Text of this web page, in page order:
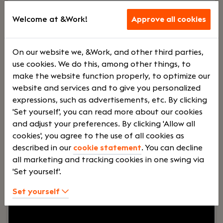
Haaften
Voltij
d
€
3500 -
€
5500
Your role:Bij Dijkland administratie- en
Welcome at &Work! Approve all cookies
On our website we, &Work, and other third parties,
use cookies. We do this, among other things, to
make the website function properly, to optimize our
website and services and to give you personalized
expressions, such as advertisements, etc. By clicking
'Set yourself', you can read more about our cookies
and adjust your preferences. By clicking 'Allow all
cookies', you agree to the use of all cookies as
described in our cookie statement. You can decline
all marketing and tracking cookies in one swing via
'Set yourself'.
Set yourself